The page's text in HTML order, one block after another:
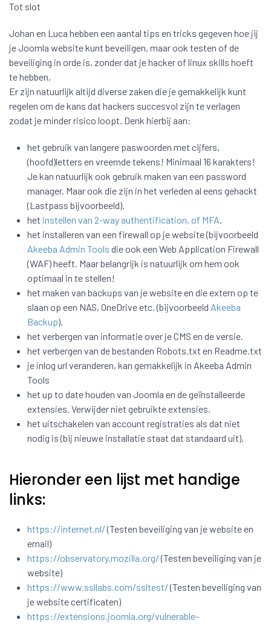
Tot slot
Johan en Luca hebben een aantal tips en tricks gegeven hoe jij
je Joomla website kunt beveiligen, maar ook testen of de
beveiliging in orde is, zonder dat je hacker of linux skills hoeft
te hebben,
Er zijn natuurlijk altijd diverse zaken die je gemakkelijk kunt
regelen om de kans dat hackers succesvol zijn te verlagen
zodat je minder risico loopt. Denk hierbij aan:
het gebruik van langere paswoorden met cijfers,
(hoofd)letters en vreemde tekens! Minimaal 16 karakters!
Je kan natuurlijk ook gebruik maken van een password
manager. Maar ook die zijn in het verleden al eens gehackt
(Lastpass bijvoorbeeld).
het instellen van 2-way authentification, of MFA.
het installeren van een firewall op je website (bijvoorbeeld
Akeeba Admin Tools die ook een Web Application Firewall
(WAF) heeft. Maar belangrijk is natuurlijk om hem ook
optimaal in te stellen!
het maken van backups van je website en die extern op te
slaan op een NAS, OneDrive etc. (bijvoorbeeld Akeeba
Backup).
het verbergen van informatie over je CMS en de versie.
het verbergen van de bestanden Robots.txt en Readme.txt
je inlog url veranderen, kan gemakkelijk in Akeeba Admin
Tools
het up to date houden van Joomla en de geïnstalleerde
extensies. Verwijder niet gebruikte extensies.
het uitschakelen van account registraties als dat niet
nodig is (bij nieuwe installatie staat dat standaard uit).
Hieronder een lijst met handige
links:
https://internet.nl/(Testen beveiliging van je website en
email)
https://observatory.mozilla.org/(Testen beveiliging van je
website)
https://www.ssllabs.com/ssltest/(Testen beveiliging van
je website certificaten)
https://extensions.joomla.org/vulnerable-